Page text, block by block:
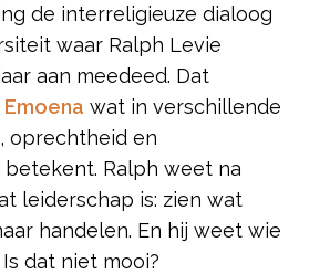
de interreligieuze dialoog
waar Ralph Levie
aan meedeed. Dat
wat in verschillende
oprechtheid en
Ralph weet na
leiderschap is: zien wat
handelen. En hij weet wie
dat niet mooi?